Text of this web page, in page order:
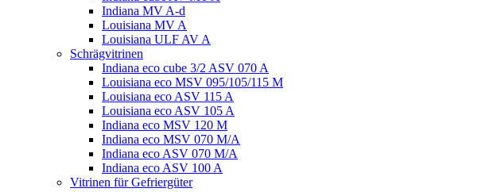
Indiana MV A-d
Louisiana MV A
Louisiana ULF AV A
Schrägvitrinen
Indiana eco cube 3/2 ASV 070 A
Louisiana eco MSV 095/105/115 M
Louisiana eco ASV 115 A
Louisiana eco ASV 105 A
Indiana eco MSV 120 M
Indiana eco MSV 070 M/A
Indiana eco ASV 070 M/A
Indiana eco ASV 100 A
Vitrinen für Gefriergüter